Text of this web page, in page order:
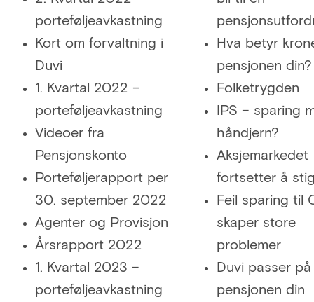
porteføljeavkastning
Kort om forvaltning i
Duvi
1. Kvartal 2022 –
porteføljeavkastning
Videoer fra
Pensjonskonto
Porteføljerapport per
30. september 2022
Agenter og Provisjon
Årsrapport 2022
1. Kvartal 2023 –
porteføljeavkastning
Hva betyr
pensjonen din?
Folketrygden
IPS – sparing
håndjern?
Aksjemarkedet
fortsetter å
Feil sparing til
skaper store
problemer
Duvi passer på
pensjonen din